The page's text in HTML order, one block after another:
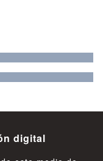
digital